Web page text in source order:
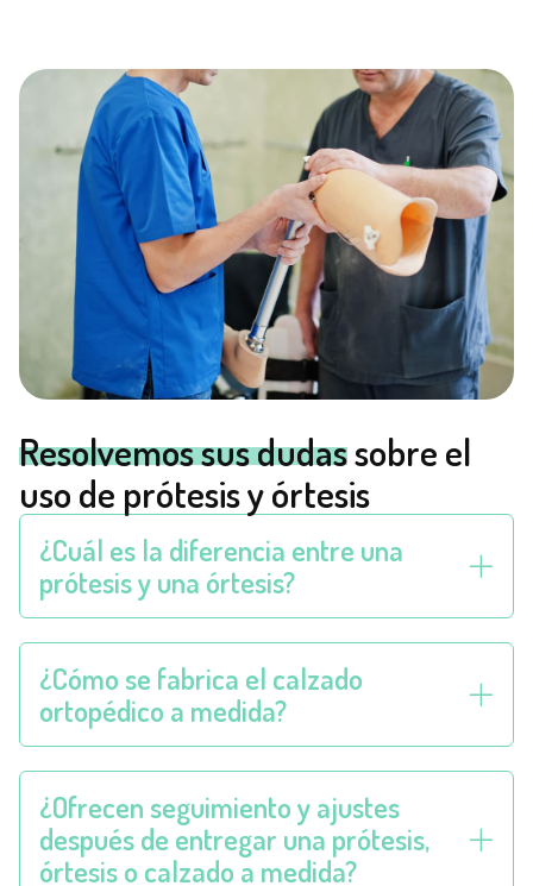
Resolvemos sus dudassobre el
uso de prótesis y órtesis
¿Cuál es la diferencia entre una
prótesis y una órtesis?
¿Cómo se fabrica el calzado
ortopédico a medida?
¿Ofrecen seguimiento y ajustes
después de entregar una prótesis,
órtesis o calzado a medida?